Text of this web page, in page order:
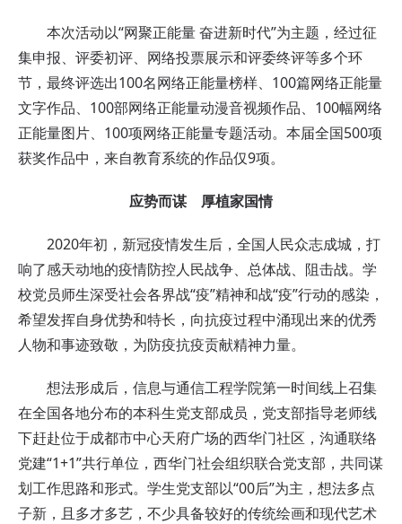
本次活动以“网聚正能量 奋进新时代”为主题，经过征
集申报、评委初评、网络投票展示和评委终评等多个环
节，最终评选出100名网络正能量榜样、100篇网络正能量
文字作品、100部网络正能量动漫音视频作品、100幅网络
正能量图片、100项网络正能量专题活动。本届全国500项
获奖作品中，来自教育系统的作品仅9项。
应势而谋 厚植家国情
2020年初，新冠疫情发生后，全国人民众志成城，打
响了感天动地的疫情防控人民战争、总体战、阻击战。学
校党员师生深受社会各界战“疫”精神和战“疫”行动的感染，
希望发挥自身优势和特长，向抗疫过程中涌现出来的优秀
人物和事迹致敬，为防疫抗疫贡献精神力量。
想法形成后，信息与通信工程学院第一时间线上召集
在全国各地分布的本科生党支部成员，党支部指导老师线
下赶赴位于成都市中心天府广场的西华门社区，沟通联络
党建“1+1”共行单位，西华门社会组织联合党支部，共同谋
划工作思路和形式。学生党支部以“00后”为主，想法多点
子新，且多才多艺，不少具备较好的传统绘画和现代艺术